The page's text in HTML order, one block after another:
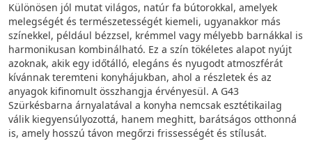
Különösen jól mutat világos, natúr fa bútorokkal, amelyek
melegségét és természetességét kiemeli, ugyanakkor más
színekkel, például bézzsel, krémmel vagy mélyebb barnákkal is
harmonikusan kombinálható. Ez a szín tökéletes alapot nyújt
azoknak, akik egy időtálló, elegáns és nyugodt atmoszférát
kívánnak teremteni konyhájukban, ahol a részletek és az
anyagok kifinomult összhangja érvényesül. A G43
Szürkésbarna árnyalatával a konyha nemcsak esztétikailag
válik kiegyensúlyozottá, hanem meghitt, barátságos otthonná
is, amely hosszú távon megőrzi frissességét és stílusát.